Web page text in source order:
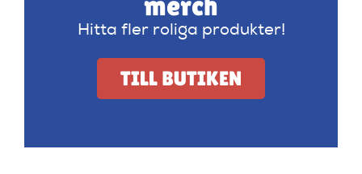
Hitta fler roliga produkter!
TILL BUTIKEN